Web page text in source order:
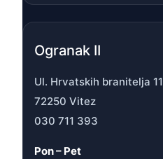
Ogranak II
Ul. Hrvatskih branitelja 11
72250 Vitez
030 711 393
Pon – Pet